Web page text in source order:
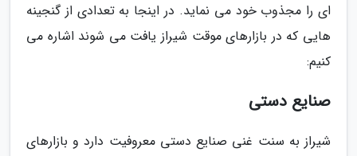
ای را مجذوب خود می نماید. در اینجا به تعدادی از گنجینه
هایی که در بازارهای موقت شیراز یافت می شوند اشاره می
کنیم:
صنایع دستی
شیراز به سنت غنی صنایع دستی معروفیت دارد و بازارهای